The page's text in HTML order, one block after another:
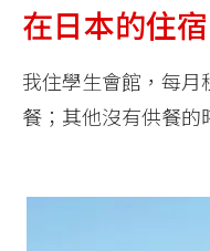
在日本的住宿
我住學生會館，每
餐；其他沒有供餐的